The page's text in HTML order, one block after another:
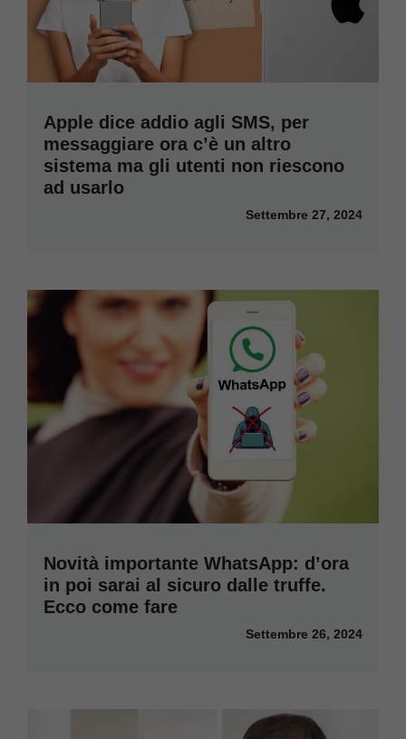
Apple dice addio agli SMS, per
messaggiare ora c’è un altro
sistema ma gli utenti non riescono
ad usarlo
Settembre 27, 2024
Novità importante WhatsApp: d’ora
in poi sarai al sicuro dalle truffe.
Ecco come fare
Settembre 26, 2024